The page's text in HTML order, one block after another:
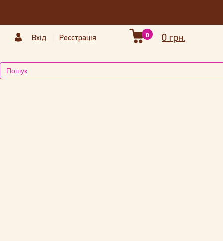
Вхід Реєстрація 0 грн.
0